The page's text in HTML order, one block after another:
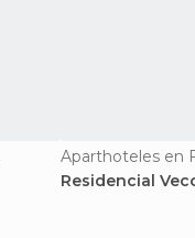
Aparthoteles en
Residencial